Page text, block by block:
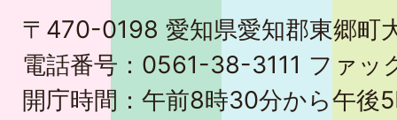
〒470-0198 愛知県愛知郡東郷町
電話番号：0561-38-3111 ファ
開庁時間：午前8時30分から午後